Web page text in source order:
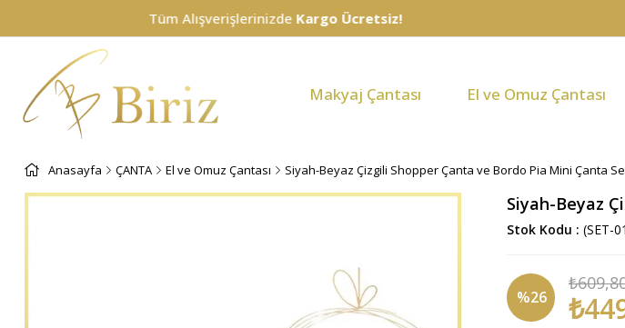
Makyaj Çantası El ve Omuz Çantası
Anasayfa ÇANTA El ve Omuz Çantası Siyah-Beyaz Çizgili Shopper Çanta ve Bordo Pia Mini Çanta
Siyah-Beyaz
Stok Kodu (SET-
%26
Tüm AlışverişlerinizdeKargo Ücretsiz!